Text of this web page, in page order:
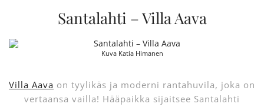
Santalahti – Villa Aava
Kuva Katia Himanen
Villa Aava on tyylikäs ja moderni rantahuvila, joka on
vertaansa vailla! Hääpaikka sijaitsee Santalahti